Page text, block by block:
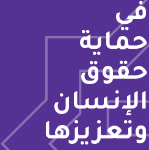
في
حماية
حقوق
الإنسان
وتعزيزها